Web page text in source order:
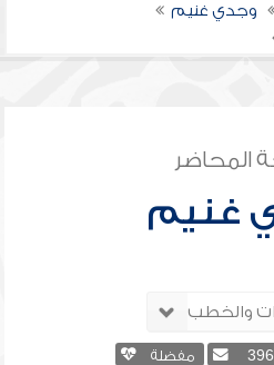
وجدي غنيم
المحاضر
غنيم
مفضلة